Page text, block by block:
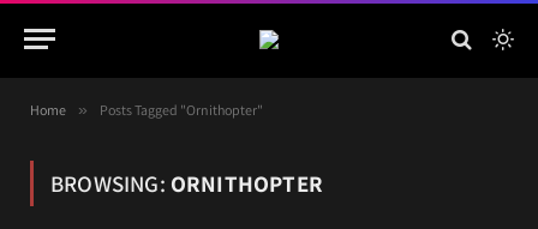
Home » Posts Tagged "Ornithopter"
BROWSING: ORNITHOPTER